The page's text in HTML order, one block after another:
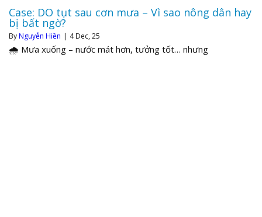
Case: DO tụt sau cơn mưa – Vì sao nông dân hay
bị bất ngờ?
ByNguyễn Hiền | 4 Dec, 25
🌧️ Mưa xuống – nước mát hơn, tưởng tốt… nhưng